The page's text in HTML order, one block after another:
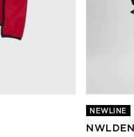
NEWLINE